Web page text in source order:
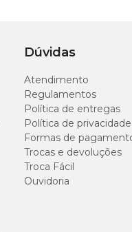
Dúvidas
Atendimento
Regulamentos
Política de entregas
Política de privacidade
Formas de
Trocas e devoluções
Troca Fácil
Ouvidoria